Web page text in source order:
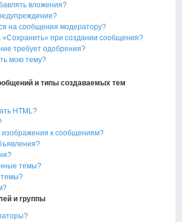
вложения?
на сообщения модератору?
«Сохранить» при создании сообщения?
требует одобрения?
мою тему?
и типы создаваемых тем
HTML?
изображения к сообщениям?
темы?
темы?
и группы